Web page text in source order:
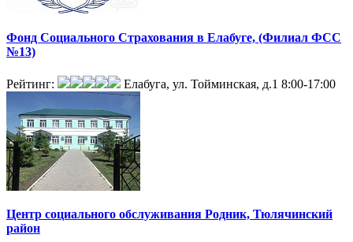
Фонд Социального Страхования в Елабуге, (Филиал ФСС
№13)
Рейтинг: Елабуга, ул. Тойминская, д.1 8:00-17:00
Центр социального обслуживания Родник, Тюлячинский
район